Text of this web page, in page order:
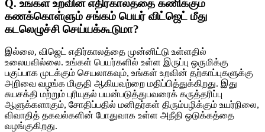
Q. உங்கள் உறவின் எதிர்காலத்தை கணிக்கும்
கணக்கொள்ளும் சங்கம் பெயர் விட்ஜெட் மீது
கடலெழுச்சி செய்யக்கூடுமா?
இல்லை, விஜெட் எதிர்காலத்தை முன்னிட்டு உள்ளதில்
உலையவில்லை. உங்கள் பெயர்களில் உள்ள இருப்பு ஒருமிக்கு
பகுப்பாக முடக்கும் செயலாகவும், உங்கள் உறவின் தற்காப்புகளுக்கு
அறிவை வழங்க மிகுதி ஆகியவற்றை மதிப்பித்துக்கிறது. இது
சுயசக்தி மற்றும் புரியுதல் பயன்படுத்துபவரைக் கருத்தரிப்பு
ஆளுக்களாகும், சோதிப்பதில் மனிதர்கள் திரும்பழிக்கும் உயர்நிலை,
விவாதித் தகவல்களின் போதுவாக உள்ள அநீதி ஒடுக்கத்தை
வழங்குகிறது.